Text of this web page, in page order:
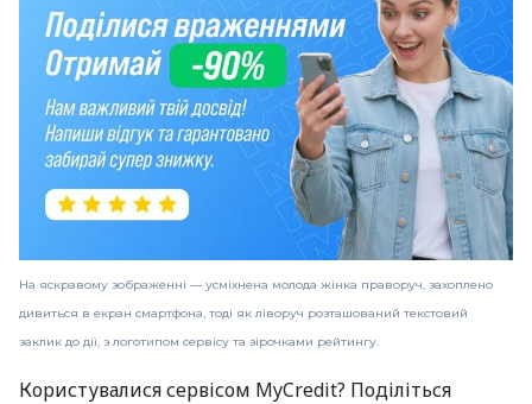
На яскравому зображенні — усміхнена молода жінка праворуч, захоплено
дивиться в екран смартфона, тоді як ліворуч розташований текстовий
заклик до дії, з логотипом сервісу та зірочками рейтингу.
Користувалися сервісом MyCredit? Поділіться